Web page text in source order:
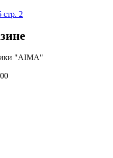
стр. 2
"AIMA"